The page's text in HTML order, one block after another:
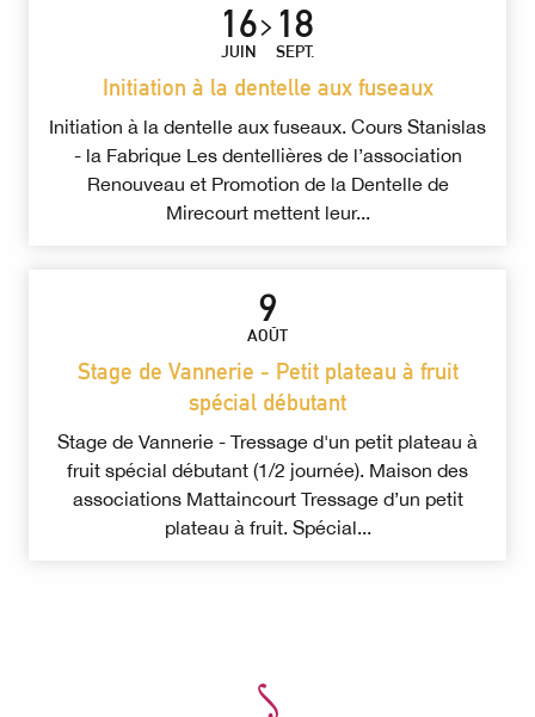
16
JUIN
18
SEPT.
Initiation à la dentelle aux fuseaux
Initiation à la dentelle aux fuseaux. Cours Stanislas
- la Fabrique Les dentellières de l’association
Renouveau et Promotion de la Dentelle de
Mirecourt mettent leur...
9
AOÛT
Stage de Vannerie - Petit plateau à fruit
spécial débutant
Stage de Vannerie - Tressage d'un petit plateau à
fruit spécial débutant (1/2 journée). Maison des
associations Mattaincourt Tressage d’un petit
plateau à fruit. Spécial...